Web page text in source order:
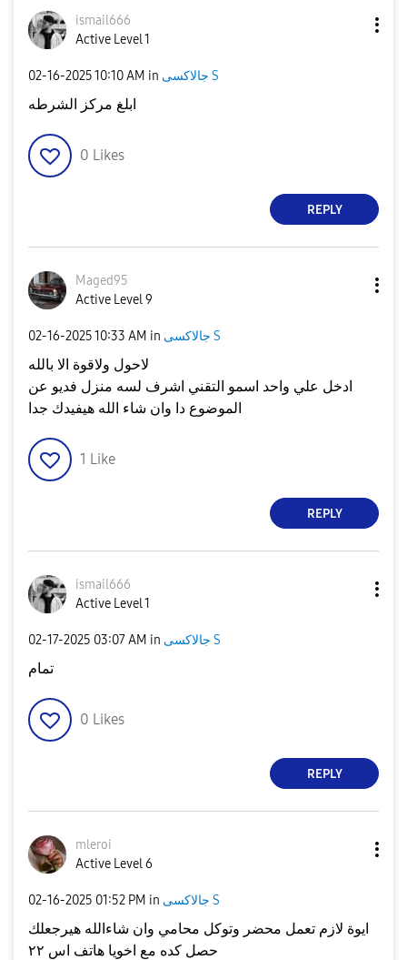
ismail666
Active Level 1
‎02-16-202510:10 AM in جالاكسى S
ابلغ مركز الشرطه
0 Likes
REPLY
Maged95
Active Level 9
‎02-16-202510:33 AM in جالاكسى S
لاحول ولاقوة الا بالله
ادخل علي واحد اسمو التقني اشرف لسه منزل فديو عن
الموضوع دا وان شاء الله هيفيدك جدا
1 Like
REPLY
ismail666
Active Level 1
‎02-17-2025 03:07 AM in جالاكسى S
تمام
0 Likes
REPLY
mleroi
Active Level 6
‎02-16-2025 01:52 PM in جالاكسى S
ايوة لازم تعمل محضر وتوكل محامي وان شاءالله هيرجعلك
حصل كده مع اخويا هاتف اس ٢٢